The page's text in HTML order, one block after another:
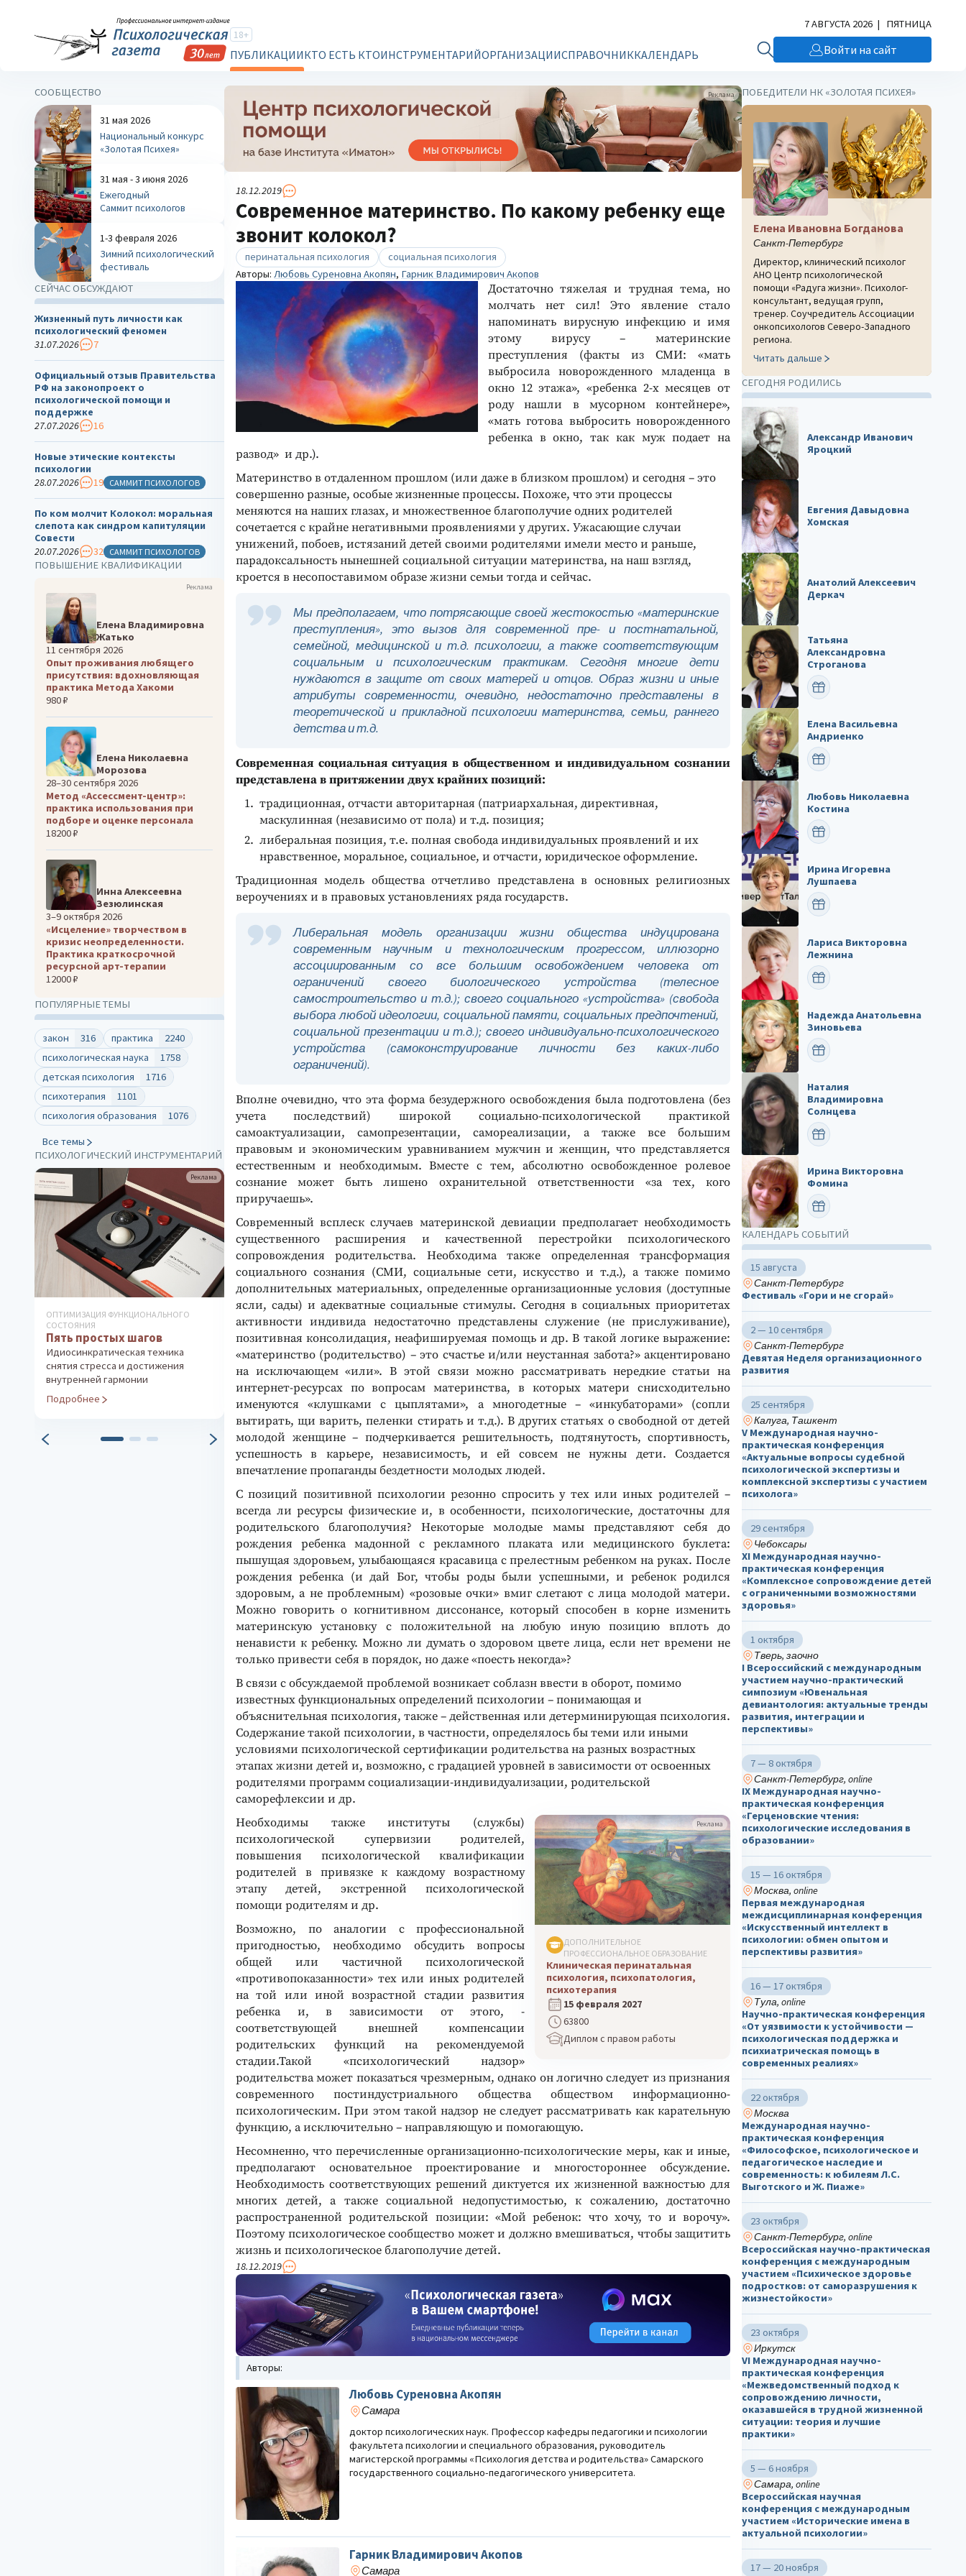
18+
ПУБЛИКАЦИИКТО ЕСТЬ КТОИНСТРУМЕНТАРИЙОРГАНИЗАЦИИСПРАВОЧНИККАЛЕНДАРЬ
7 АВГУСТА 2026 | ПЯТНИЦА
Войти на сайт
Реклама
18.12.2019
Современное материнство. По какому ребенку еще
звонит колокол?
перинатальная психология
социальная психология
Авторы: Любовь Суреновна Акопян, Гарник Владимирович Акопов
Достаточно тяжелая и трудная тема, но
молчать нет сил! Это явление стало
напоминать вирусную инфекцию и имя
этому вирусу – материнские
преступления (факты из СМИ: «мать
выбросила новорожденного младенца в
окно 12 этажа», «ребенка 2-х месяцев от
роду нашли в мусорном контейнере»,
«мать готова выбросить новорожденного
ребенка в окно, так как муж подает на
развод» и др.).
Материнство в отдаленном прошлом (или даже в близком прошлом) и сегодня – это
совершенно разные, особые жизненные процессы. Похоже, что эти процессы
меняются на наших глазах, и множественное благополучие одних родителей
сочетается с крайне негативными проявлениями у других. Ужасающие случаи
унижений, побоев, истязаний детей своими родителями имели место и раньше,
парадоксальность нынешней социальной ситуации материнства, на наш взгляд,
кроется в несопоставимом образе жизни семьи тогда и сейчас.
Мы предполагаем, что потрясающие своей жестокостью «материнские
преступления», это вызов для современной пре- и постнатальной,
семейной, медицинской и т.д. психологии, а также соответствующим
социальным и психологическим практикам. Сегодня многие дети
нуждаются в защите от своих матерей и отцов. Образ жизни и иные
атрибуты современности, очевидно, недостаточно представлены в
теоретической и прикладной психологии материнства, семьи, раннего
детства и т.д.
Современная социальная ситуация в общественном и индивидуальном сознании
представлена в притяжении двух крайних позиций:
традиционная, отчасти авторитарная (патриархальная, директивная,
маскулинная (независимо от пола) и т.д. позиция;
либеральная позиция, т.е. полная свобода индивидуальных проявлений и их
нравственное, моральное, социальное, и отчасти, юридическое оформление.
Традиционная модель общества отчетливо представлена в основных религиозных
вероучениях и в правовых установлениях ряда государств.
Либеральная модель организации жизни общества индуцирована
современным научным и технологическим прогрессом, иллюзорно
ассоциированным со все большим освобождением человека от
ограничений своего биологического устройства (телесное
самостроительство и т.д.); своего социального «устройства» (свобода
выбора любой идеологии, социальной памяти, социальных предпочтений,
социальной презентации и т.д.); своего индивидуально-психологического
устройства (самоконструирование личности без каких-либо
ограничений).
Вполне очевидно, что эта форма безудержного освобождения была подготовлена (без
учета последствий) широкой социально-психологической практикой
самоактуализации, самопрезентации, самореализации, а также все большим
правовым и экономическим уравниванием мужчин и женщин, что представляется
естественным и необходимым. Вместе с тем, абсолютно освобожденное ролевое
сознание может быть лишено охранительной ответственности «за тех, кого
приручаешь».
Современный всплеск случаев материнской девиации предполагает необходимость
существенного расширения и качественной перестройки психологического
сопровождения родительства. Необходима также определенная трансформация
социального сознания (СМИ, социальные сети, искусство и т.д.), а также помимо
дополнительных материальных, определенные организационные условия (доступные
ясли, сады) и адекватные социальные стимулы. Сегодня в социальных приоритетах
активности индивида недостаточно представлены служение (не прислуживание),
позитивная консолидация, неафишируемая помощь и др. В такой логике выражение:
«материнство (родительство) – это счастье и/или неустанная забота?» акцентировано
на исключающем «или». В этой связи можно рассматривать нередкие статьи на
интернет-ресурсах по вопросам материнства, в которых матери снисходительно
именуются «клушками с цыплятами», а многодетные – «инкубаторами» (сопли
вытирать, щи варить, пеленки стирать и т.д.). В других статьях о свободной от детей
молодой женщине – подчеркивается решительность, подтянутость, спортивность,
успешность в карьере, независимость, и ей совсем не нужны дети. Создается
впечатление пропаганды бездетности молодых людей.
С позиций позитивной психологии резонно спросить у тех или иных родителей –
всегда ли ресурсы физические и, в особенности, психологические, достаточны для
родительского благополучия? Некоторые молодые мамы представляют себя до
рождения ребенка мадонной с рекламного плаката или медицинского буклета:
пышущая здоровьем, улыбающаяся красавица с прелестным ребенком на руках. После
рождения ребенка (и дай Бог, чтобы роды были успешными, и ребенок родился
здоровым, а не проблемным) «розовые очки» вмиг слетают с лица молодой матери.
Можно говорить о когнитивном диссонансе, который способен в корне изменить
материнскую установку с положительной на любую иную позицию вплоть до
ненависти к ребенку. Можно ли думать о здоровом цвете лица, если нет времени не
только привести себя в порядок, но даже «поесть некогда»?
В связи с обсуждаемой проблемой возникает соблазн ввести в оборот, помимо
известных функциональных определений психологии – понимающая и
объяснительная психология, также – действенная или детерминирующая психология.
Содержание такой психологии, в частности, определялось бы теми или иными
условиями психологической сертификации родительства на разных возрастных
этапах жизни детей и, возможно, с градацией уровней в зависимости от освоенных
родителями программ социализации-индивидуализации, родительской
саморефлексии и др.
Реклама
ДОПОЛНИТЕЛЬНОЕ
ПРОФЕССИОНАЛЬНОЕ ОБРАЗОВАНИЕ
Клиническая перинатальная
психология, психопатология,
психотерапия
15 февраля 2027
63800
Диплом с правом работы
Необходимы также институты (службы)
психологической супервизии родителей,
повышения психологической квалификации
родителей в привязке к каждому возрастному
этапу детей, экстренной психологической
помощи родителям и др.
Возможно, по аналогии с профессиональной
пригодностью, необходимо обсудить вопросы
общей или частичной психологической
«противопоказанности» тех или иных родителей
на той или иной возрастной стадии развития
ребенка и, в зависимости от этого, -
соответствующей внешней компенсации
родительских функций на рекомендуемой
стадии.Такой «психологический надзор»
родительства может показаться чрезмерным, однако он логично следует из признания
современного постиндустриального общества обществом информационно-
психологическим. При этом такой надзор не следует рассматривать как карательную
функцию, а исключительно – направляющую и помогающую.
Несомненно, что перечисленные организационно-психологические меры, как и иные,
предполагают основательное проектирование и многостороннее обсуждение.
Необходимость соответствующих решений диктуется их жизненной важностью для
многих детей, а также социальной недопустимостью, к сожалению, достаточно
распространенной родительской позиции: «Мой ребенок: что хочу, то и ворочу».
Поэтому психологическое сообщество может и должно вмешиваться, чтобы защитить
жизнь и психологическое благополучие детей.
18.12.2019
Авторы:
Любовь Суреновна Акопян
Самара
доктор психологических наук. Профессор кафедры педагогики и психологии
факультета психологии и специального образования, руководитель
магистерской программы «Психология детства и родительства» Самарского
государственного социально-педагогического университета.
Гарник Владимирович Акопов
Самара
СООБЩЕСТВО
31 мая 2026
Национальный конкурс
«Золотая Психея»
31 мая - 3 июня 2026
Ежегодный
Саммит психологов
1-3 февраля 2026
Зимний психологический
фестиваль
СЕЙЧАС ОБСУЖДАЮТ
Жизненный путь личности как
психологический феномен
31.07.2026
7
Официальный отзыв Правительства
РФ на законопроект о
психологической помощи и
поддержке
27.07.2026
16
Новые этические контексты
психологии
28.07.2026
19 САММИТ ПСИХОЛОГОВ
По ком молчит Колокол: моральная
слепота как синдром капитуляции
Совести
20.07.2026
32 САММИТ ПСИХОЛОГОВ
ПОВЫШЕНИЕ КВАЛИФИКАЦИИ
Реклама
Елена Владимировна
Жатько
11 сентября 2026
Опыт проживания любящего
присутствия: вдохновляющая
практика Метода Хакоми
980 ₽
Елена Николаевна
Морозова
28–30 сентября 2026
Метод «Ассессмент-центр»:
практика использования при
подборе и оценке персонала
18200 ₽
Инна Алексеевна
Зезюлинская
3–9 октября 2026
«Исцеление» творчеством в
кризис неопределенности.
Практика краткосрочной
ресурсной арт-терапии
12000 ₽
ПОПУЛЯРНЫЕ ТЕМЫ
закон 316 практика
2240
психологическая наука
1758
детская психология
1716
психотерапия
1101
психология образования
1076
Все темы
ПСИХОЛОГИЧЕСКИЙ ИНСТРУМЕНТАРИЙ
Реклама
ОПТИМИЗАЦИЯ ФУНКЦИОНАЛЬНОГО
СОСТОЯНИЯ
Пять простых шагов
Идиосинкратическая техника
снятия стресса и достижения
внутренней гармонии
Подробнее
КНИГИ ПО ПСИХОЛОГИИ / ДИАГНОСТИКА
ОСОБЕННОСТЕЙ ЛИЧНОСТИ
Методика «АКОРД»
Оценка уровня антикоррупционной
устойчивости
Подробнее
ДИАГНОСТИКА ИНТЕЛЛЕКТУАЛЬНЫХ И
ТВОРЧЕСКИХ СПОСОБНОСТЕЙ
Тест Векслера (детский
вариант)
Измерение уровня развития
Подробнее
ПОБЕДИТЕЛИ НК «ЗОЛОТАЯ ПСИХЕЯ»
Елена Ивановна Богданова
Санкт-Петербург
Директор, клинический психолог
АНО Центр психологической
помощи «Радуга жизни». Психолог-
консультант, ведущая групп,
тренер. Соучредитель Ассоциации
онкопсихологов Северо-Западного
региона.
Читать дальше
СЕГОДНЯ РОДИЛИСЬ
Александр Иванович
Яроцкий
Евгения Давыдовна
Хомская
Анатолий Алексеевич
Деркач
Татьяна
Александровна
Строганова
ПОЗДРАВИТЬ
Елена Васильевна
Андриенко
ПОЗДРАВИТЬ
Любовь Николаевна
Костина
ПОЗДРАВИТЬ
Ирина Игоревна
Лушпаева
ПОЗДРАВИТЬ
Лариса Викторовна
Лежнина
ПОЗДРАВИТЬ
Надежда Анатольевна
Зиновьева
ПОЗДРАВИТЬ
Наталия
Владимировна
Солнцева
ПОЗДРАВИТЬ
Ирина Викторовна
Фомина
ПОЗДРАВИТЬ
КАЛЕНДАРЬ СОБЫТИЙ
15 августа
Санкт-Петербург
Фестиваль «Гори и не сгорай»
2 — 10 сентября
Санкт-Петербург
Девятая Неделя организационного
развития
25 сентября
Калуга, Ташкент
V Международная научно-
практическая конференция
«Актуальные вопросы судебной
психологической экспертизы и
комплексной экспертизы с участием
психолога»
29 сентября
Чебоксары
ХΙ Международная научно-
практическая конференция
«Комплексное сопровождение детей
с ограниченными возможностями
здоровья»
1 октября
Тверь, заочно
I Всероссийский с международным
участием научно-практический
симпозиум «Ювенальная
девиантология: актуальные тренды
развития, интеграции и
перспективы»
7 — 8 октября
Санкт-Петербург, online
IX Международная научно-
практическая конференция
«Герценовские чтения:
психологические исследования в
образовании»
15 — 16 октября
Москва, online
Первая международная
междисциплинарная конференция
«Искусственный интеллект в
психологии: обмен опытом и
перспективы развития»
16 — 17 октября
Тула, online
Научно-практическая конференция
«От уязвимости к устойчивости —
психологическая поддержка и
психиатрическая помощь в
современных реалиях»
22 октября
Москва
Международная научно-
практическая конференция
«Философское, психологическое и
педагогическое наследие и
современность: к юбилеям Л.С.
Выготского и Ж. Пиаже»
23 октября
Санкт-Петербург, online
Всероссийская научно-практическая
конференция с международным
участием «Психическое здоровье
подростков: от саморазрушения к
жизнестойкости»
23 октября
Иркутск
VI Международная научно-
практическая конференция
«Межведомственный подход к
сопровождению личности,
оказавшейся в трудной жизненной
ситуации: теория и лучшие
практики»
5 — 6 ноября
Самара, online
Всероссийская научная
конференция с международным
участием «Исторические имена в
актуальной психологии»
17 — 20 ноября